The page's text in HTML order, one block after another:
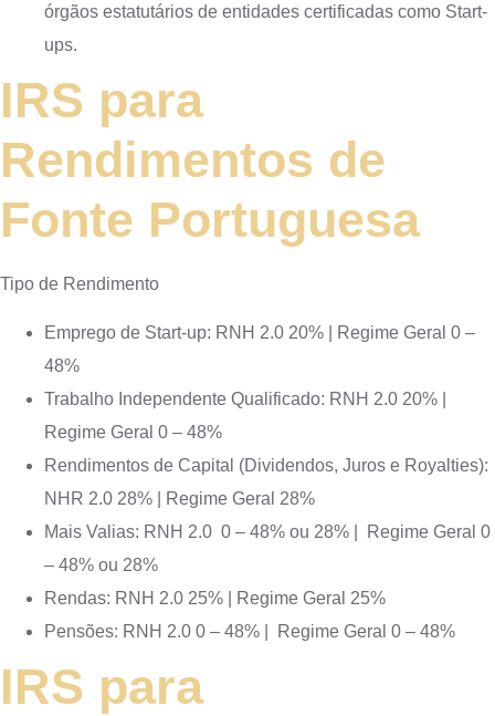
órgãos estatutários de entidades certificadas como Start-
ups.
IRS para
Rendimentos de
Fonte Portuguesa
Tipo de Rendimento
Emprego de Start-up: RNH 2.0 20% | Regime Geral 0 –
48%
Trabalho Independente Qualificado: RNH 2.0 20% |
Regime Geral 0 – 48%
Rendimentos de Capital (Dividendos, Juros e Royalties):
NHR 2.0 28% | Regime Geral 28%
Mais Valias: RNH 2.0 0 – 48% ou 28% | Regime Geral 0
– 48% ou 28%
Rendas: RNH 2.0 25% | Regime Geral 25%
Pensões: RNH 2.0 0 – 48% | Regime Geral 0 – 48%
IRS para